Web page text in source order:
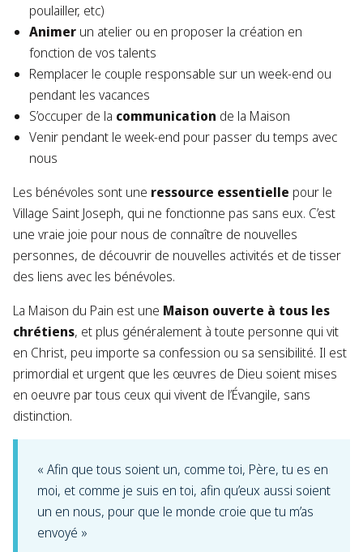
poulailler, etc)
Animer un atelier ou en proposer la création en
fonction de vos talents
Remplacer le couple responsable sur un week-end ou
pendant les vacances
S’occuper de la communication de la Maison
Venir pendant le week-end pour passer du temps avec
nous
Les bénévoles sont une ressource essentielle pour le
Village Saint Joseph, qui ne fonctionne pas sans eux. C’est
une vraie joie pour nous de connaître de nouvelles
personnes, de découvrir de nouvelles activités et de tisser
des liens avec les bénévoles.
La Maison du Pain est une Maison ouverte à tous les
chrétiens, et plus généralement à toute personne qui vit
en Christ, peu importe sa confession ou sa sensibilité. Il est
primordial et urgent que les œuvres de Dieu soient mises
en oeuvre par tous ceux qui vivent de l’Évangile, sans
distinction.
« Afin que tous soient un, comme toi, Père, tu es en
moi, et comme je suis en toi, afin qu’eux aussi soient
un en nous, pour que le monde croie que tu m’as
envoyé »